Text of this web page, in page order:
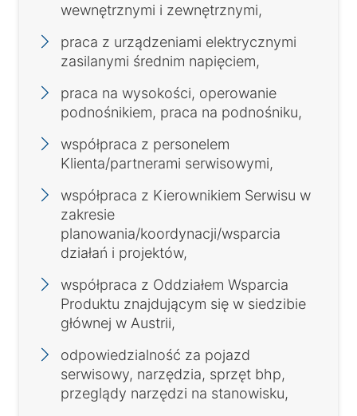
wewnętrznymi i zewnętrznymi,
praca z urządzeniami elektrycznymi
zasilanymi średnim napięciem,
praca na wysokości, operowanie
podnośnikiem, praca na podnośniku,
współpraca z personelem
Klienta/partnerami serwisowymi,
współpraca z Kierownikiem Serwisu w
zakresie
planowania/koordynacji/wsparcia
działań i projektów,
współpraca z Oddziałem Wsparcia
Produktu znajdującym się w siedzibie
głównej w Austrii,
odpowiedzialność za pojazd
serwisowy, narzędzia, sprzęt bhp,
przeglądy narzędzi na stanowisku,